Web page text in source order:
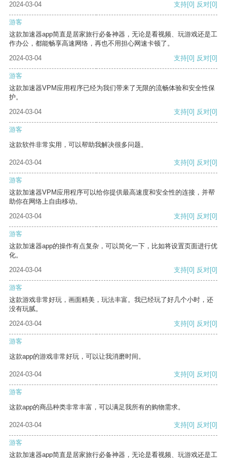
2024-03-04 支持[0] 反对[0]
游客
这款加速器app简直是居家旅行必备神器，无论是看视频、玩游戏还是工
作办公，都能畅享高速网络，再也不用担心网速卡顿了。
2024-03-04
支持[0] 反对[0]
游客
这款加速器VPM应用程序已经为我们带来了无限的流畅体验和安全性保
护。
2024-03-04
支持[0] 反对[0]
游客
这款软件非常实用，可以帮助我解决很多问题。
2024-03-04 支持[0] 反对[0]
游客
这款加速器VPM应用程序可以给你提供最高速度和安全性的连接，并帮
助你在网络上自由移动。
2024-03-04
支持[0] 反对[0]
游客
这款加速器app的操作有点复杂，可以简化一下，比如将设置页面进行优
化。
2024-03-04
支持[0] 反对[0]
游客
这款游戏非常好玩，画面精美，玩法丰富。我已经玩了好几个小时，还
没有玩腻。
2024-03-04
支持[0] 反对[0]
游客
这款app的游戏非常好玩，可以让我消磨时间。
2024-03-04 支持[0] 反对[0]
游客
这款app的商品种类非常丰富，可以满足我所有的购物需求。
2024-03-04 支持[0] 反对[0]
游客
这款加速器app简直是居家旅行必备神器，无论是看视频、玩游戏还是工